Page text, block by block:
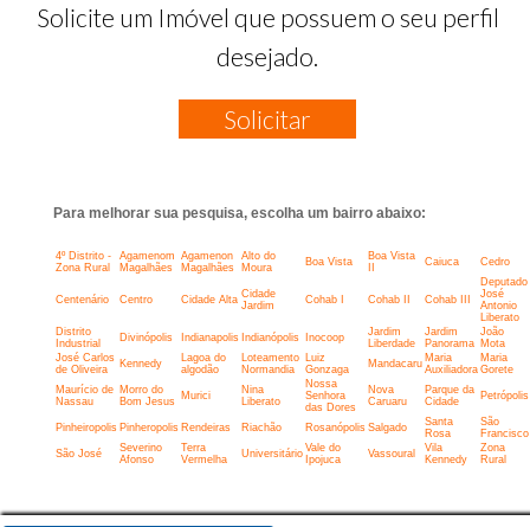
Solicite um Imóvel que possuem o seu perfil
desejado.
Solicitar
Para melhorar sua pesquisa, escolha um bairro abaixo:
4º Distrito -
Zona Rural
Agamenom
Magalhães
Agamenon
Magalhães
Alto do
Moura
Boa Vista
Boa Vista
Caiuca Cedro
Centenário Centro Cidade Alta Cidade
Jardim
Cohab I Cohab II Cohab III
Deputado
José
Antonio
Liberato
Distrito
Industrial
Divinópolis Indianapolis Indianópolis Inocoop
Jardim
Liberdade
Jardim
Panorama
João
Mota
José Carlos
de Oliveira
Kennedy
Lagoa do
algodão
Loteamento
Normandia
Luiz
Gonzaga
Mandacaru Maria
Auxiliadora
Maria
Gorete
Maurício de
Nassau
Morro do
Bom Jesus
Murici
Nina
Liberato
Nossa
Senhora
das Dores
Nova
Caruaru
Parque da
Cidade
Petrópolis
Pinheiropolis Pinheropolis Rendeiras Riachão Rosanópolis Salgado
Santa
Rosa
São
Francisco
São José
Severino
Afonso
Terra
Vermelha
Universitário Vale do
Ipojuca
Vassoural
Vila
Kennedy
Zona
Rural